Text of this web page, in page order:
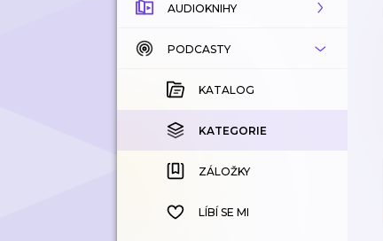
AUDIOKNIHY
KATALOG
KOUPENÉ
KATEGORIE
ZÁLOŽKY
HISTORIE
PODCASTY
KATALOG
KATEGORIE
ZÁLOŽKY
LÍBÍ SE MI